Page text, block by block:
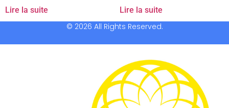
Lire la suite Lire la suite
© 2026 All Rights Reserved.